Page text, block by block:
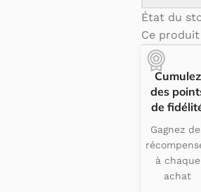
État du
Ce
Cumulez
des
de
Gagnez
à chaque
achat